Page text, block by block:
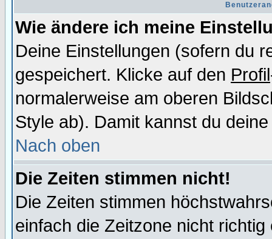
Wie ändere ich meine
Deine Einstellungen (sofern du
gespeichert. Klicke auf den Profil
normalerweise am oberen
Style ab). Damit kannst du
Nach oben
Die Zeiten stimmen nicht!
Die Zeiten stimmen
einfach die Zeitzone nicht